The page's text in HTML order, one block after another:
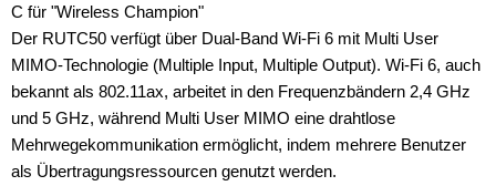
C für "Wireless Champion"
Der RUTC50 verfügt über Dual-Band Wi-Fi 6 mit Multi User
MIMO-Technologie (Multiple Input, Multiple Output). Wi-Fi 6, auch
bekannt als 802.11ax, arbeitet in den Frequenzbändern 2,4 GHz
und 5 GHz, während Multi User MIMO eine drahtlose
Mehrwegekommunikation ermöglicht, indem mehrere Benutzer
als Übertragungsressourcen genutzt werden.